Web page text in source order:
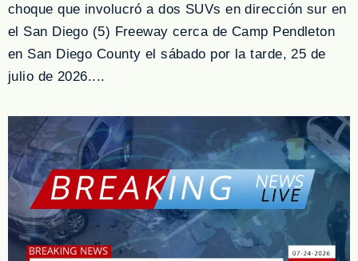
choque que involucró a dos SUVs en dirección sur en
el San Diego (5) Freeway cerca de Camp Pendleton
en San Diego County el sábado por la tarde, 25 de
julio de 2026....